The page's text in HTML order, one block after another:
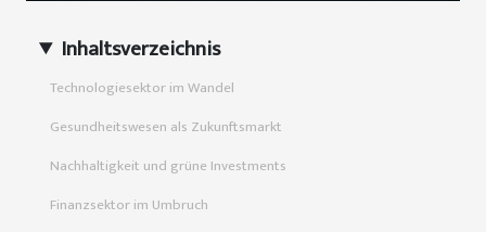
Inhaltsverzeichnis
Technologiesektor im Wandel
Gesundheitswesen als Zukunftsmarkt
Nachhaltigkeit und grüne Investments
Finanzsektor im Umbruch